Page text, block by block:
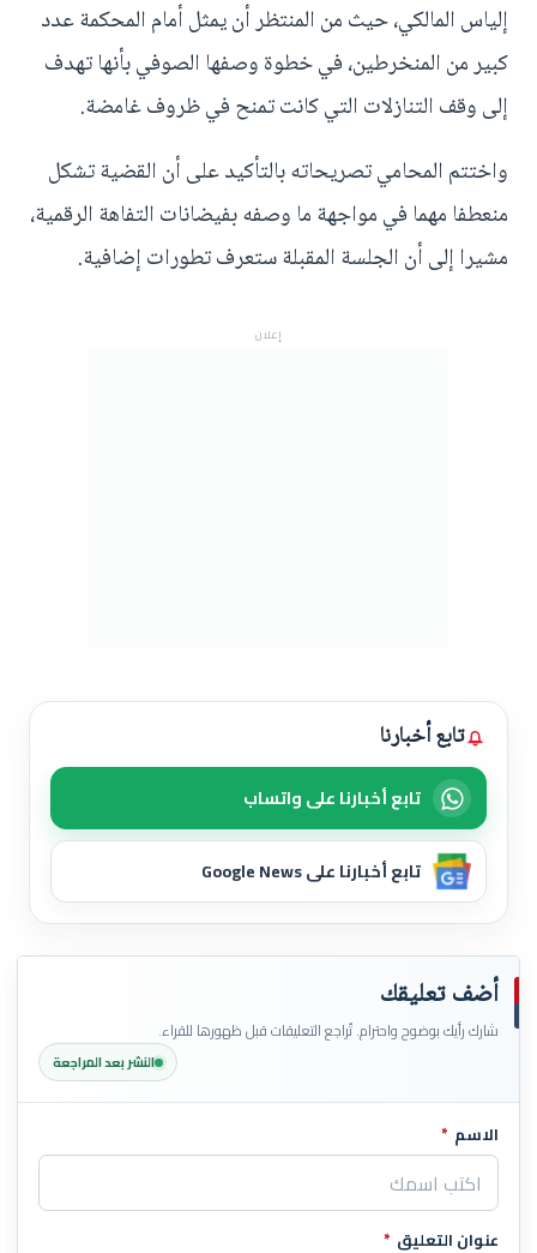
إلياس المالكي، حيث من المنتظر أن يمثل أمام المحكمة عدد
كبير من المنخرطين، في خطوة وصفها الصوفي بأنها تهدف
إلى وقف التنازلات التي كانت تمنح في ظروف غامضة.
واختتم المحامي تصريحاته بالتأكيد على أن القضية تشكل
منعطفا مهما في مواجهة ما وصفه بفيضانات التفاهة الرقمية،
مشيرا إلى أن الجلسة المقبلة ستعرف تطورات إضافية.
إعلان
تابع أخبارنا
تابع أخبارنا على واتساب
تابع أخبارنا على Google News
أضف تعليقك
شارك رأيك بوضوح واحترام. تُراجع التعليقات قبل ظهورها للقراء.
النشر بعد المراجعة
اترك هذا الحقل فارغاً
الاسم *
عنوان التعليق *